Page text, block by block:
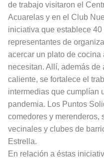
de trabajo visitaron el
Acuarelas y en el Club
iniciativa que establece
representantes de
acercar un plato de
necesitan. Allí, además
caliente, se fortalece el
intermedias que cumplían
pandemia. Los Puntos
comedores y merenderos,
vecinales y clubes de
Estrella.
En relación a éstas